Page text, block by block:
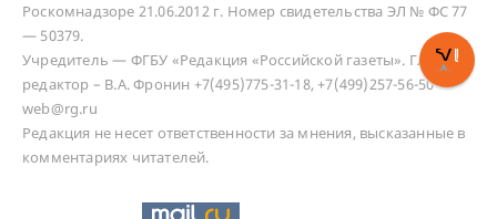
Роскомнадзоре 21.06.2012 г. Номер свидетельства ЭЛ № ФС 77
— 50379.
Учредитель — ФГБУ «Редакция «Российской газеты». Главный
редактор – В.А. Фронин +7(495)775-31-18, +7(499)257-56-50
web@rg.ru
Редакция не несет ответственности за мнения, высказанные в
комментариях читателей.